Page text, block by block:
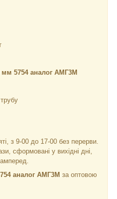
5754 аналог АМГ3M
з 9-00 до 17-00 без перерви.
сформовані у вихідні дні,
аналог АМГ3M за оптовою